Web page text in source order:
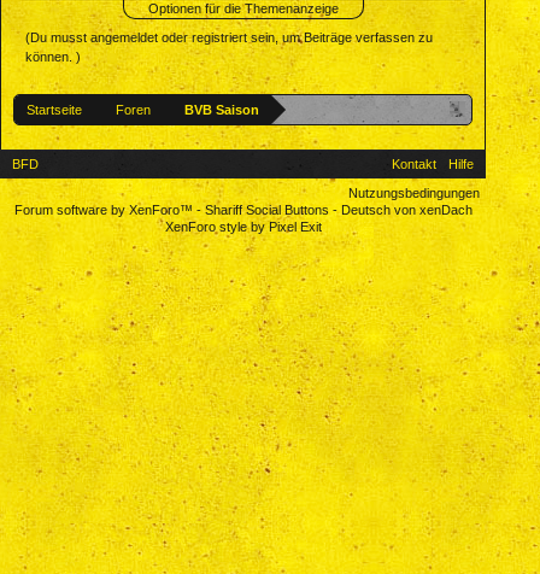
Optionen für die Themenanzeige
(Du musst angemeldet oder registriert sein, um Beiträge verfassen zu
können. )
Startseite Foren BVB Saison
BFD Kontakt
Hilfe
Nutzungsbedingungen
Forum software by XenForo™ -Shariff Social Buttons -Deutsch von xenDach
XenForo style by Pixel Exit